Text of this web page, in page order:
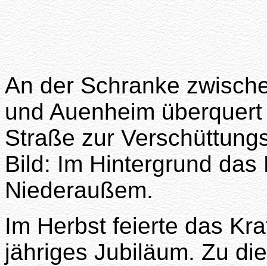
An der Schranke
und Auenheim
Straße zur
Bild: Im Hintergrund das
Niederaußem.
Im Herbst feierte das
jähriges Jubiläum. Zu